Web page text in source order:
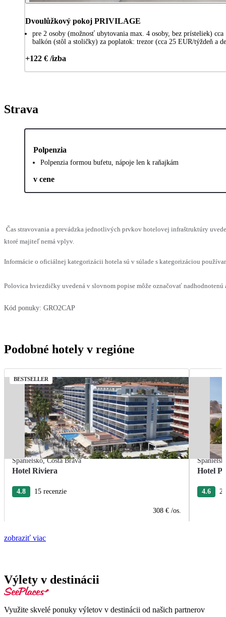
Dvoulůžkový pokoj PRIVILAGE
pre 2 osoby (možnosť ubytovania max. 4 osoby, bez prísteliek)
balkón (stôl a stoličky) za poplatok: trezor (cca 25 EUR/týždeň a
+122 € /izba
Strava
Polpenzia
Polpenzia formou bufetu, nápoje len k raňajkám
v cene
Čas stravovania a prevádzka jednotlivých prvkov hotelovej infraštruktúry
ktoré majiteľ nemá vplyv.
Informácie o oficiálnej kategorizácii hotela sú v súlade s kategorizáciou
Polovica hviezdičky uvedená v slovnom popise môže označovať
Kód ponuky: GRO2CAP
Podobné hotely v regióne
BESTSELLER
Španielsko,Costa Brava
Hotel Riviera
4.8 15 recenzie
308 € /os.
Hotel
4.6
zobraziť viac
Výlety v destinácii
Využite skvelé ponuky výletov v destinácii od našich partnerov